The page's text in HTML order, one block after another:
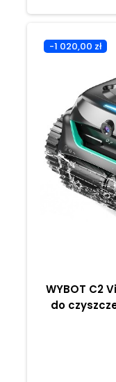
-1 020,00 zł
WYBOT C2
do